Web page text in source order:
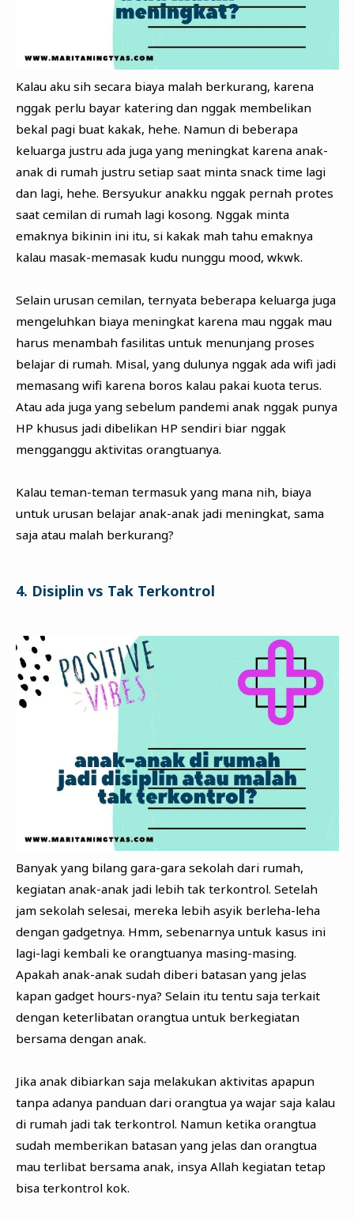
Kalau aku sih secara biaya malah berkurang, karena
nggak perlu bayar katering dan nggak membelikan
bekal pagi buat kakak, hehe. Namun di beberapa
keluarga justru ada juga yang meningkat karena anak-
anak di rumah justru setiap saat minta snack time lagi
dan lagi, hehe. Bersyukur anakku nggak pernah protes
saat cemilan di rumah lagi kosong. Nggak minta
emaknya bikinin ini itu, si kakak mah tahu emaknya
kalau masak-memasak kudu nunggu mood, wkwk.
Selain urusan cemilan, ternyata beberapa keluarga juga
mengeluhkan biaya meningkat karena mau nggak mau
harus menambah fasilitas untuk menunjang proses
belajar di rumah. Misal, yang dulunya nggak ada wifi jadi
memasang wifi karena boros kalau pakai kuota terus.
Atau ada juga yang sebelum pandemi anak nggak punya
HP khusus jadi dibelikan HP sendiri biar nggak
mengganggu aktivitas orangtuanya.
Kalau teman-teman termasuk yang mana nih, biaya
untuk urusan belajar anak-anak jadi meningkat, sama
saja atau malah berkurang?
4. Disiplin vs Tak Terkontrol
Banyak yang bilang gara-gara sekolah dari rumah,
kegiatan anak-anak jadi lebih tak terkontrol. Setelah
jam sekolah selesai, mereka lebih asyik berleha-leha
dengan gadgetnya. Hmm, sebenarnya untuk kasus ini
lagi-lagi kembali ke orangtuanya masing-masing.
Apakah anak-anak sudah diberi batasan yang jelas
kapan gadget hours-nya? Selain itu tentu saja terkait
dengan keterlibatan orangtua untuk berkegiatan
bersama dengan anak.
Jika anak dibiarkan saja melakukan aktivitas apapun
tanpa adanya panduan dari orangtua ya wajar saja kalau
di rumah jadi tak terkontrol. Namun ketika orangtua
sudah memberikan batasan yang jelas dan orangtua
mau terlibat bersama anak, insya Allah kegiatan tetap
bisa terkontrol kok.